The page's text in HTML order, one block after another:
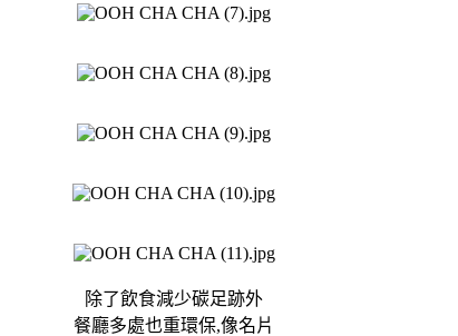
除了飲食減少碳足跡外
餐廳多處也重環保,像名片